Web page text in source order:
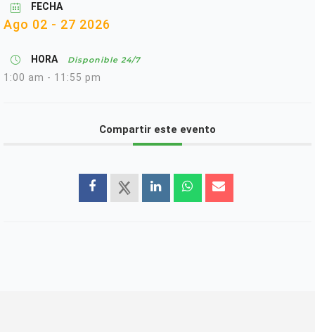
FECHA
Ago 02 - 27 2026
HORA Disponible 24/7
1:00 am - 11:55 pm
Compartir este evento